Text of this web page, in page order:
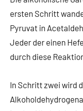
ersten Schritt
Pyruvat in
Jeder der einen
durch diese
In Schritt zwei wird